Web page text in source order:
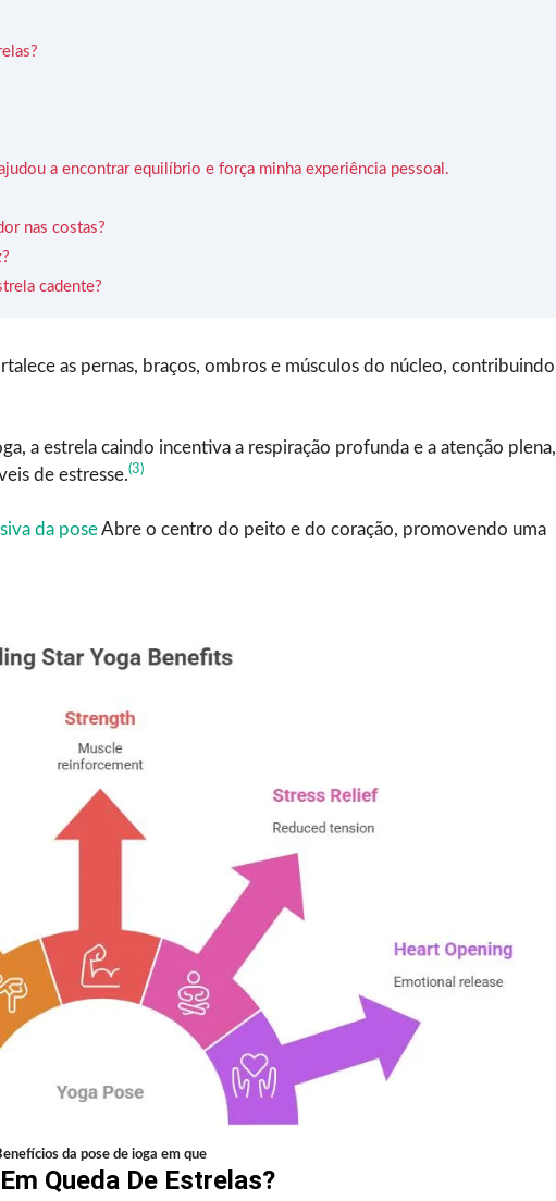
a encontrar equilíbrio e força minha experiência pessoal.
nas costas?
cadente?
as pernas, braços, ombros e músculos do núcleo, contribuindo
a estrela caindo incentiva a respiração profunda e a atenção plena,
de estresse.(3)
da poseAbre o centro do peito e do coração, promovendo uma
da pose de ioga em que
Queda De Estrelas?